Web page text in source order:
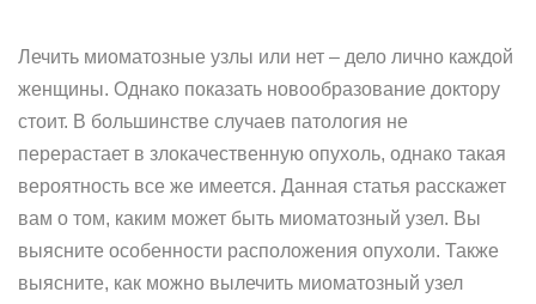
Лечить миоматозные узлы или нет – дело лично каждой
женщины. Однако показать новообразование доктору
стоит. В большинстве случаев патология не
перерастает в злокачественную опухоль, однако такая
вероятность все же имеется. Данная статья расскажет
вам о том, каким может быть миоматозный узел. Вы
выясните особенности расположения опухоли. Также
выясните, как можно вылечить миоматозный узел